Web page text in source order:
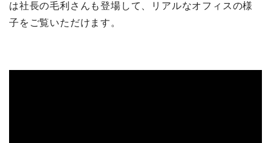
は社長の毛利さんも登場して、リアルなオフィスの様
子をご覧いただけます。